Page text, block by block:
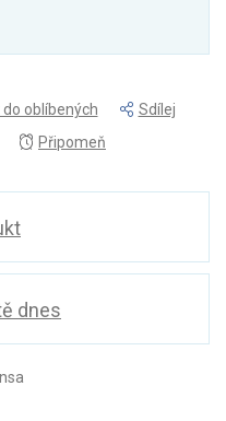
do oblíbených
Sdílej
Připomeň
dnes